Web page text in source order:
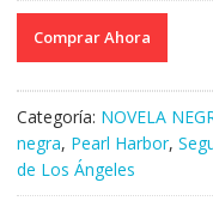
Comprar Ahora
Categoría: NOVELA
negra, Pearl Harbor,
de Los Ángeles